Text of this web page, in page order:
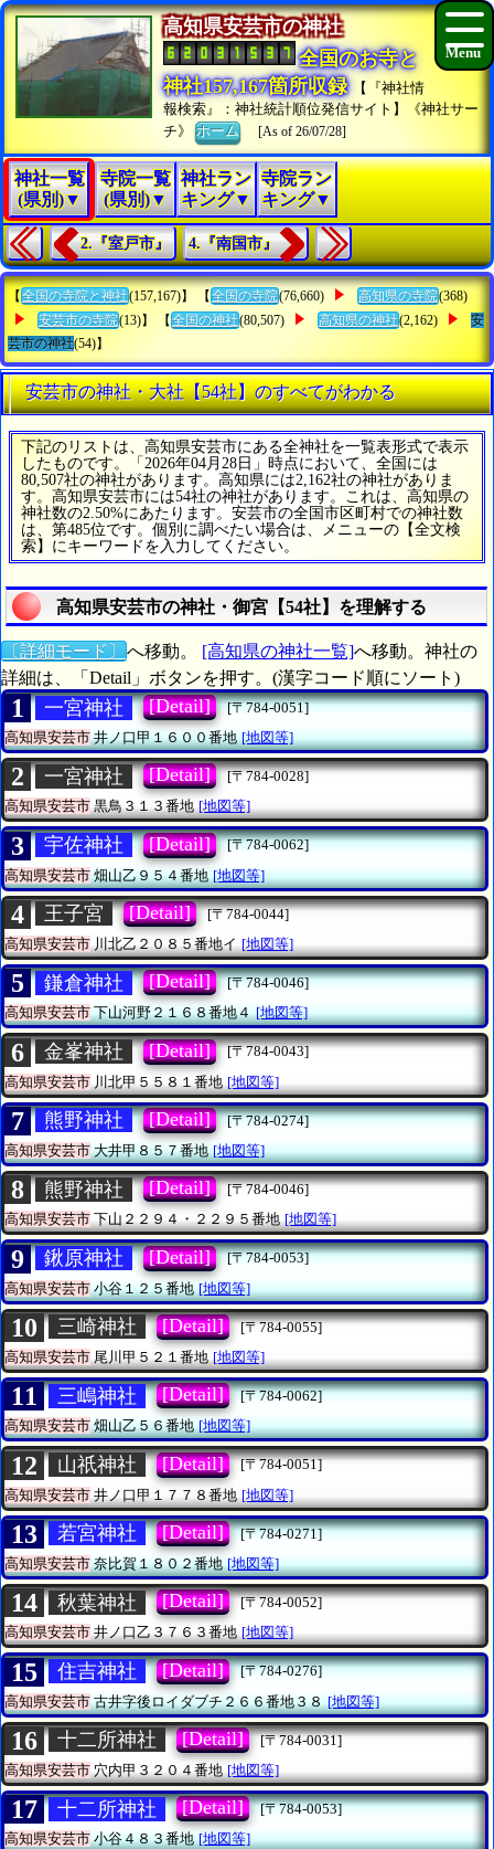
高知県安芸市の神社
全国のお寺と
神社157,167箇所収録
【『神社情
報検索』：神社統計順位発信サイト】《神社サー
チ》ホーム [As of 26/07/28]
神社一覧
(県別)▼
寺院一覧
(県別)▼
神社ラン
キング▼
寺院ラン
キング▼
2.『室戸市』 4.『南国市』
【 全国の寺院と神社(157,167)】 【 全国の寺院(76,660) 高知県の寺院(368)
安芸市の寺院(13)】 【 全国の神社(80,507) 高知県の神社(2,162)
安
芸市の神社(54)】
安芸市の神社・大社【54社】のすべてがわかる
下記のリストは、高知県安芸市にある全神社を一覧表形式で表示
したものです。「2026年04月28日」時点において、全国には
80,507社の神社があります。高知県には2,162社の神社がありま
す。高知県安芸市には54社の神社があります。これは、高知県の
神社数の2.50%にあたります。安芸市の全国市区町村での神社数
は、第485位です。個別に調べたい場合は、メニューの【全文検
索】にキーワードを入力してください。
高知県安芸市の神社・御宮【54社】を理解する
〔詳細モード〕 へ移動。 [高知県の神社一覧]へ移動。神社の
詳細は、「Detail」ボタンを押す。(漢字コード順にソート)
1 一宮神社 [Detail]
[〒784-0051]
高知県安芸市井ノ口甲１６００番地 [地図等]
2 一宮神社 [Detail]
[〒784-0028]
高知県安芸市黒鳥３１３番地 [地図等]
3 宇佐神社 [Detail]
[〒784-0062]
高知県安芸市畑山乙９５４番地 [地図等]
4 王子宮 [Detail]
[〒784-0044]
高知県安芸市 川北乙２０８５番地イ [地図等]
5 鎌倉神社 [Detail]
[〒784-0046]
高知県安芸市下山河野２１６８番地４ [地図等]
6 金峯神社 [Detail]
[〒784-0043]
高知県安芸市 川北甲５５８１番地 [地図等]
7 熊野神社 [Detail]
[〒784-0274]
高知県安芸市大井甲８５７番地 [地図等]
8 熊野神社 [Detail]
[〒784-0046]
高知県安芸市下山２２９４・２２９５番地 [地図等]
9 鍬原神社 [Detail]
[〒784-0053]
高知県安芸市小谷１２５番地 [地図等]
10 三崎神社 [Detail]
[〒784-0055]
高知県安芸市 尾川甲５２１番地 [地図等]
11 三嶋神社 [Detail]
[〒784-0062]
高知県安芸市畑山乙５６番地 [地図等]
12 山祇神社 [Detail]
[〒784-0051]
高知県安芸市 井ノ口甲１７７８番地 [地図等]
13 若宮神社 [Detail]
[〒784-0271]
高知県安芸市奈比賀１８０２番地 [地図等]
14 秋葉神社 [Detail]
[〒784-0052]
高知県安芸市井ノ口乙３７６３番地 [地図等]
15 住吉神社 [Detail]
[〒784-0276]
高知県安芸市古井字後ロイダブチ２６６番地３８ [地図等]
16 十二所神社 [Detail]
[〒784-0031]
高知県安芸市 穴内甲３２０４番地 [地図等]
17 十二所神社 [Detail]
[〒784-0053]
高知県安芸市小谷４８３番地 [地図等]